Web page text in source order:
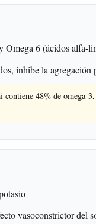
Omega 6 (ácidos alfa-
inhibe la
contiene 48% de
vasoconstrictor del